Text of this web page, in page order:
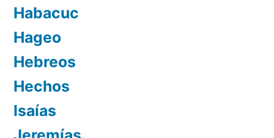
Habacuc
Hageo
Hebreos
Hechos
Isaías